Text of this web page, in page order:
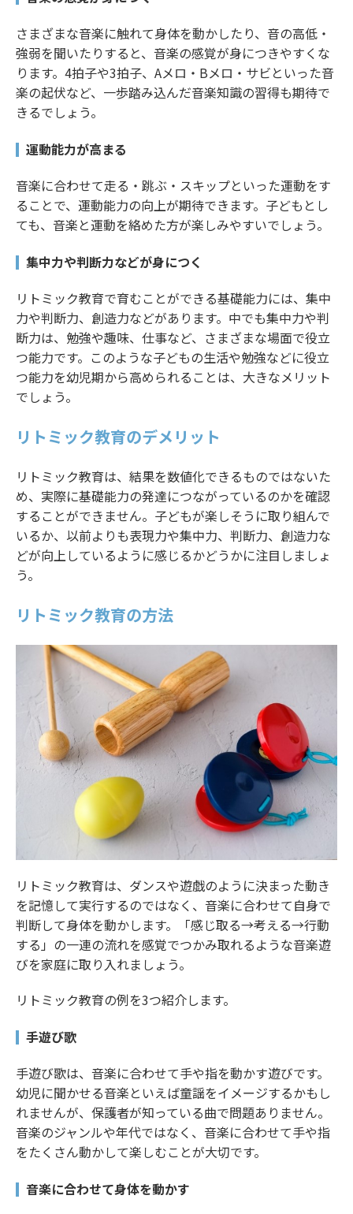
さまざまな音楽に触れて身体を動かしたり、音の高低・
強弱を聞いたりすると、音楽の感覚が身につきやすくな
ります。4拍子や3拍子、Aメロ・Bメロ・サビといった音
楽の起伏など、一歩踏み込んだ音楽知識の習得も期待で
きるでしょう。
運動能力が高まる
音楽に合わせて走る・跳ぶ・スキップといった運動をす
ることで、運動能力の向上が期待できます。子どもとし
ても、音楽と運動を絡めた方が楽しみやすいでしょう。
集中力や判断力などが身につく
リトミック教育で育むことができる基礎能力には、集中
力や判断力、創造力などがあります。中でも集中力や判
断力は、勉強や趣味、仕事など、さまざまな場面で役立
つ能力です。このような子どもの生活や勉強などに役立
つ能力を幼児期から高められることは、大きなメリット
でしょう。
リトミック教育のデメリット
リトミック教育は、結果を数値化できるものではないた
め、実際に基礎能力の発達につながっているのかを確認
することができません。子どもが楽しそうに取り組んで
いるか、以前よりも表現力や集中力、判断力、創造力な
どが向上しているように感じるかどうかに注目しましょ
う。
リトミック教育の方法
リトミック教育は、ダンスや遊戯のように決まった動き
を記憶して実行するのではなく、音楽に合わせて自身で
判断して身体を動かします。「感じ取る→考える→行動
する」の一連の流れを感覚でつかみ取れるような音楽遊
びを家庭に取り入れましょう。
リトミック教育の例を3つ紹介します。
手遊び歌
手遊び歌は、音楽に合わせて手や指を動かす遊びです。
幼児に聞かせる音楽といえば童謡をイメージするかもし
れませんが、保護者が知っている曲で問題ありません。
音楽のジャンルや年代ではなく、音楽に合わせて手や指
をたくさん動かして楽しむことが大切です。
音楽に合わせて身体を動かす